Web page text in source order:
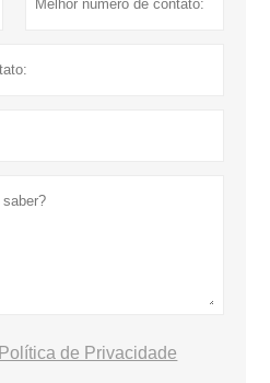
Política de Privacidade